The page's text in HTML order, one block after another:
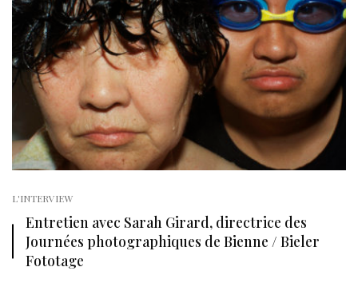
L'INTERVIEW
Entretien avec Sarah Girard, directrice des
Journées photographiques de Bienne / Bieler
Fototage